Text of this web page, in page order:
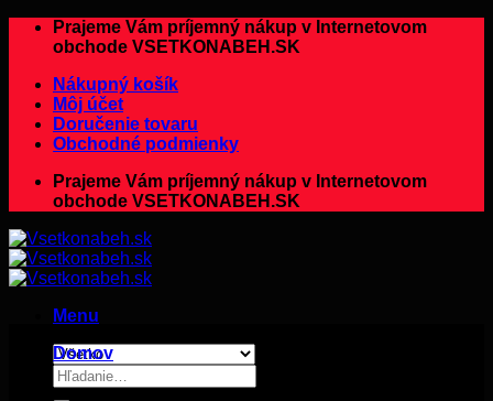
PreskočiťPrajeme Vám príjemný nákup v Internetovom
obchode VSETKONABEH.SK
Nákupný košík
Môj účet
Doručenie tovaru
Obchodné podmienky
Prajeme Vám príjemný nákup v Internetovom
obchode VSETKONABEH.SK
Menu
Hľadať:
Domov